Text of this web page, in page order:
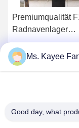
Premiumqualität
Radnavenlager
90*160*125mm
Ersatzteile für
Erhalten Sie
Ms. Kayee
Good day, what